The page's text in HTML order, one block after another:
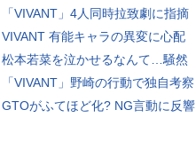
「VIVANT」4人同時拉致劇に指摘
VIVANT 有能キャラの異変に心配
松本若菜を泣かせるなんて…騒然
「VIVANT」野崎の行動で独自考察
GTOがふてほど化? NG言動に反響